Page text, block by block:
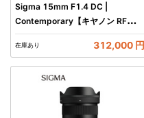
Sigma 15mm F1.4 DC |
Contemporary【キヤノン RFマウ
ント】カメラ レンズ 家電
在庫あり 312,000 円